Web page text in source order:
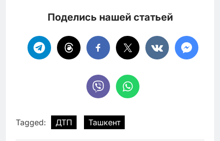
Поделись нашей статьей
Tagged: ДТП Ташкент